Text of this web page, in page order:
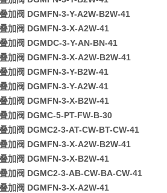
加阀 DGMFN-3-Y-A2W-B2W-41
加阀 DGMFN-3-X-A2W-41
加阀 DGMDC-3-Y-AN-BN-41
加阀 DGMFN-3-X-A2W-B2W-41
加阀 DGMFN-3-Y-B2W-41
加阀 DGMFN-3-Y-A2W-41
加阀 DGMFN-3-X-B2W-41
加阀 DGMC-5-PT-FW-B-30
加阀 DGMC2-3-AT-CW-BT-CW-41
加阀 DGMFN-3-X-A2W-B2W-41
加阀 DGMFN-3-X-B2W-41
加阀 DGMC2-3-AB-CW-BA-CW-41
加阀 DGMFN-3-X-A2W-41